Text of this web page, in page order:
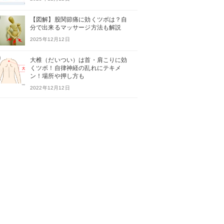
【図解】股関節痛に効くツボは？自
分で出来るマッサージ方法も解説
2025年12月12日
大椎（だいつい）は首・肩こりに効
くツボ！自律神経の乱れにテキメ
ン！場所や押し方も
2022年12月12日